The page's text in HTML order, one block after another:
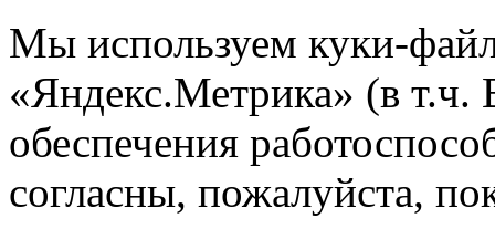
Мы используем куки-
«Яндекс.Метрика» (в т.ч.
обеспечения
согласны, пожалуйста,